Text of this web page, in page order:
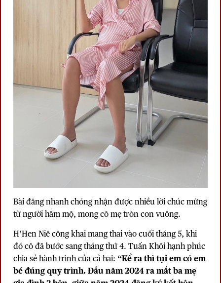
Bài đăng nhanh chóng nhận được nhiều lời chúc mừng
từ người hâm mộ, mong cô mẹ tròn con vuông.
H’Hen Niê công khai mang thai vào cuối tháng 5, khi
đó cô đã bước sang tháng thứ 4. Tuấn Khôi hạnh phúc
chia sẻ hành trình của cả hai: “Kể ra thì tụi em có em
bé đúng quy trình. Đầu năm 2024 ra mắt ba mẹ